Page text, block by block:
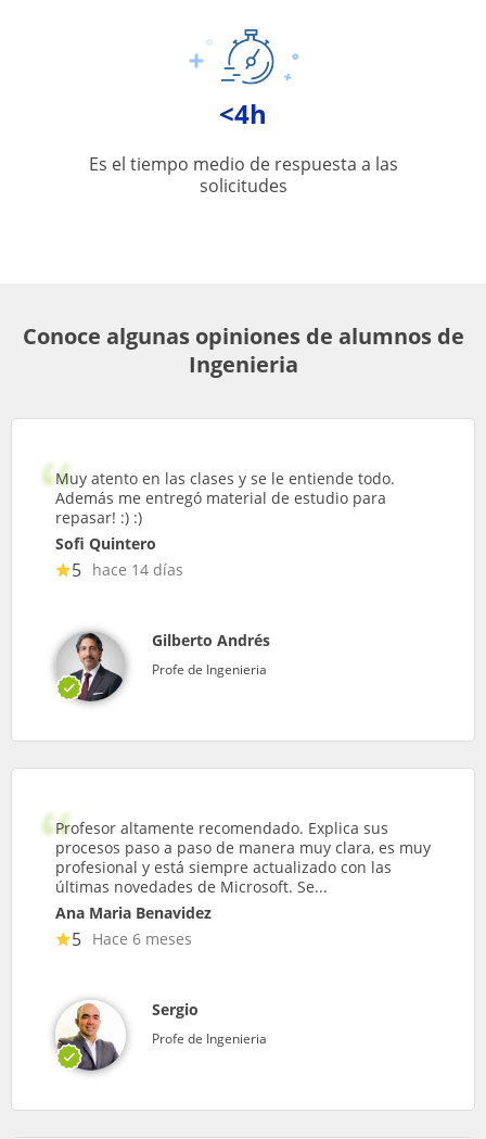
<4h
Es el tiempo medio de respuesta a las
solicitudes
Conoce algunas opiniones de alumnos de
Ingenieria
Muy atento en las clases y se le entiende todo.
Además me entregó material de estudio para
repasar! :) :)
Sofi Quintero
5 hace 14 días
Gilberto Andrés
Profe de Ingenieria
Profesor altamente recomendado. Explica sus
procesos paso a paso de manera muy clara, es muy
profesional y está siempre actualizado con las
últimas novedades de Microsoft. Se...
Ana Maria Benavidez
5 Hace 6 meses
Sergio
Profe de Ingenieria